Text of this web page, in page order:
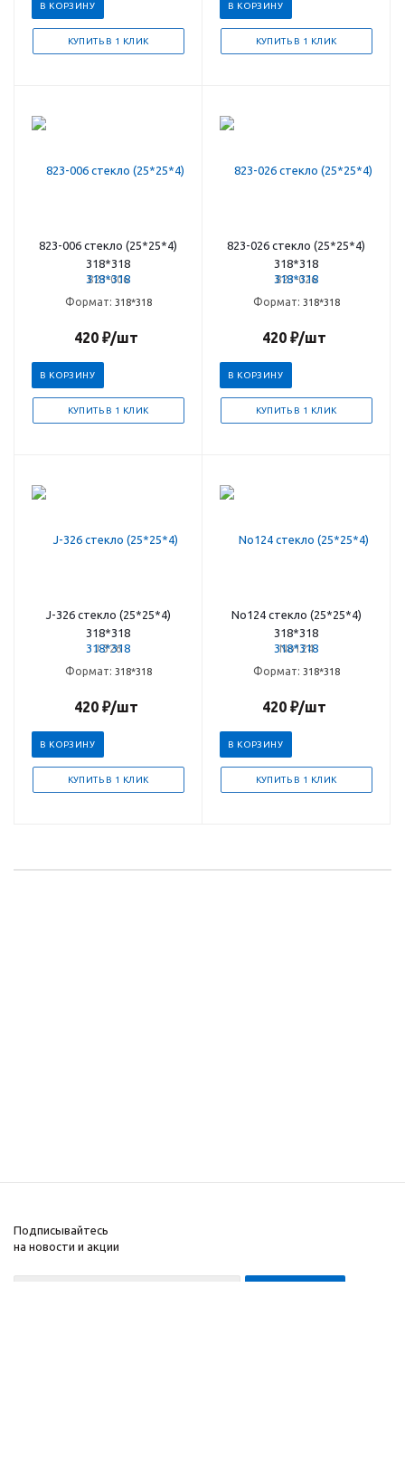
В КОРЗИНУ
КУПИТЬ В 1 КЛИК
В КОРЗИНУ
КУПИТЬ В 1 КЛИК
823-006 стекло (25*25*4)
318*318
823-006
Формат: 318*318
420 ₽/шт
В КОРЗИНУ
КУПИТЬ В 1 КЛИК
823-026 стекло (25*25*4)
318*318
823-026
Формат: 318*318
420 ₽/шт
В КОРЗИНУ
КУПИТЬ В 1 КЛИК
J-326 стекло (25*25*4)
318*318
J-326
Формат: 318*318
420 ₽/шт
В КОРЗИНУ
КУПИТЬ В 1 КЛИК
No124 стекло (25*25*4)
318*318
No124
Формат: 318*318
420 ₽/шт
В КОРЗИНУ
КУПИТЬ В 1 КЛИК
Подписывайтесь
на новости и акции